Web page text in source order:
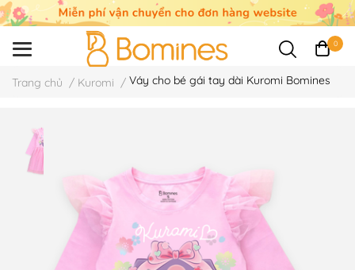
0
Trang chủ / Kuromi / Váy cho bé gái tay dài Kuromi Bomines